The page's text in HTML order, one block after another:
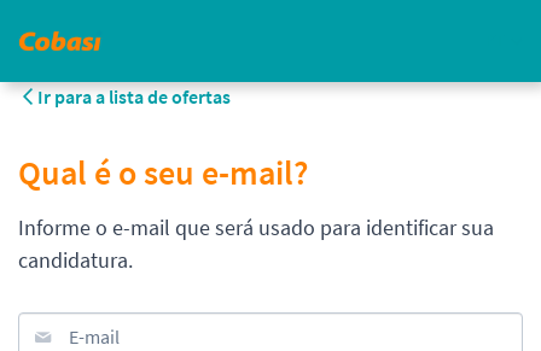
Ir para a lista de ofertas
Qual é o seu e-mail?
Informe o e-mail que será usado para identificar sua
candidatura.
E-mail